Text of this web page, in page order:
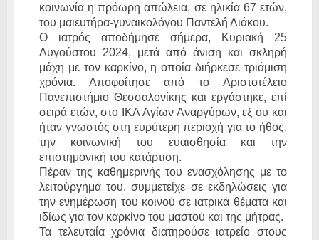
κοινωνία η πρόωρη απώλεια, σε ηλικία 67 ετών,
του μαιευτήρα-γυναικολόγου Παντελή Λιάκου.
Ο ιατρός αποδήμησε σήμερα, Κυριακή 25
Αυγούστου 2024, μετά από άνιση και σκληρή
μάχη με τον καρκίνο, η οποία διήρκεσε τριάμιση
χρόνια. Αποφοίτησε από το Αριστοτέλειο
Πανεπιστήμιο Θεσσαλονίκης και εργάστηκε, επί
σειρά ετών, στο ΙΚΑ Αγίων Αναργύρων, εξ ου και
ήταν γνωστός στη ευρύτερη περιοχή για το ήθος,
την κοινωνική του ευαισθησία και την
επιστημονική του κατάρτιση.
Πέραν της καθημερινής του ενασχόλησης με το
λειτούργημά του, συμμετείχε σε εκδηλώσεις για
την ενημέρωση του κοινού σε ιατρικά θέματα και
ιδίως για τον καρκίνο του μαστού και της μήτρας.
Τα τελευταία χρόνια διατηρούσε ιατρείο στους